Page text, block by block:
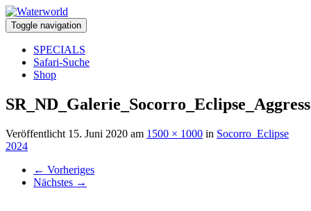
Toggle navigation
SPECIALS
Safari-Suche
Shop
Veröffentlicht 15. Juni 2020 am 1500 × 1000 in Socorro_Eclipse
2024
← Vorheriges
Nächstes →